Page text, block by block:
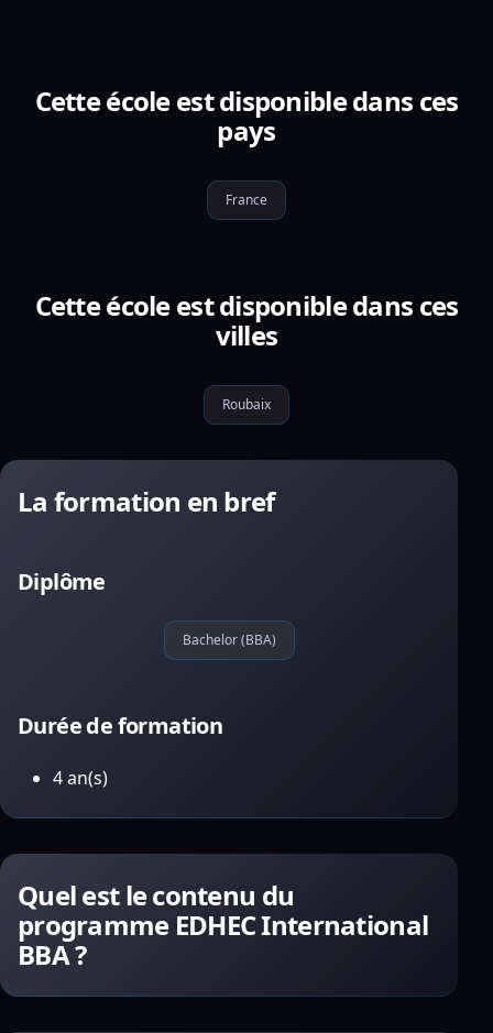
Cette école est disponible dans ces
pays
France
Cette école est disponible dans ces
villes
Roubaix
La formation en bref
Diplôme
Bachelor (BBA)
Durée de formation
4 an(s)
Quel est le contenu du
programme EDHEC International
BBA ?